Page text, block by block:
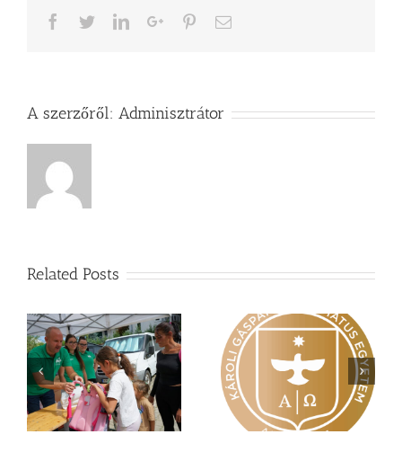
Facebook
TwitterLinkedInGoogle+PinterestEmail
A szerzőről: Adminisztrátor
Related Posts
Nagy érdeklődés övezi
a Károli képzéseit
Vasárnapi üzenet –
Zsoltárok 149